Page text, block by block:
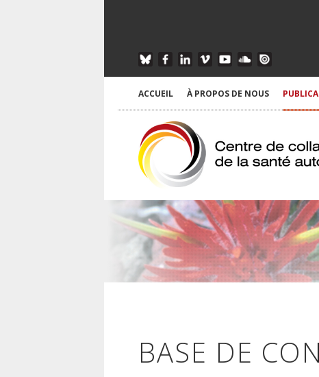
ACCUEIL À PROPOS DE NOUS
BASE DE